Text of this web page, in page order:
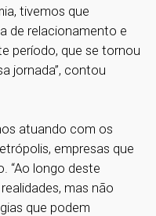
tivemos que
de relacionamento e
período, que se tornou
jornada”, contou
atuando com os
empresas que
“Ao longo deste
mas não
que podem